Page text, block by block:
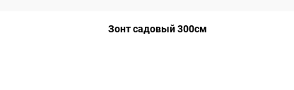
Зонт садовый 300см